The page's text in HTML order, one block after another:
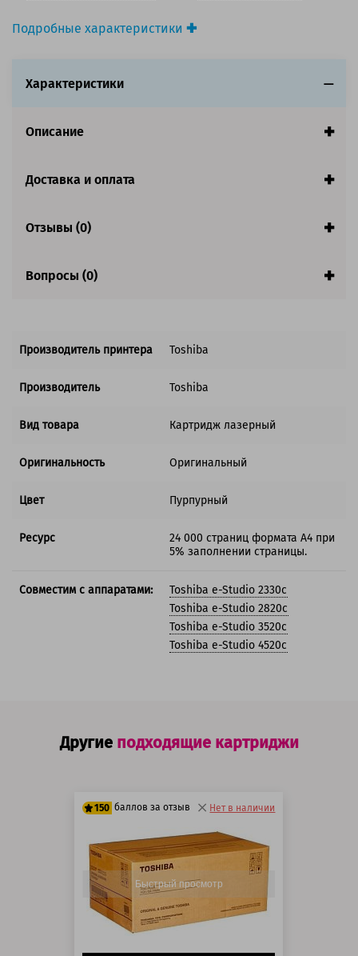
Подробные характеристики
Вид товара:Картридж лазерный
Ресурс:24 000 страниц формата А4 при 5%
Совместим с аппаратами
Характеристики
Описание
Доставка и оплата
Отзывы (0)
Вопросы (0)
Производитель принтера Toshiba
Производитель Toshiba
Вид товара Картридж лазерный
Оригинальность Оригинальный
Цвет Пурпурный
Ресурс
24 000 страниц формата А4 при
5% заполнении страницы.
Совместим с аппаратами:
Toshiba e-Studio 2330c
Toshiba e-Studio 2820c
Toshiba e-Studio 3520c
Toshiba e-Studio 4520c
Другие подходящие картриджи
150 баллов за отзыв
125 баллов
150 баллов
Нет в наличии
Быстрый просмотр